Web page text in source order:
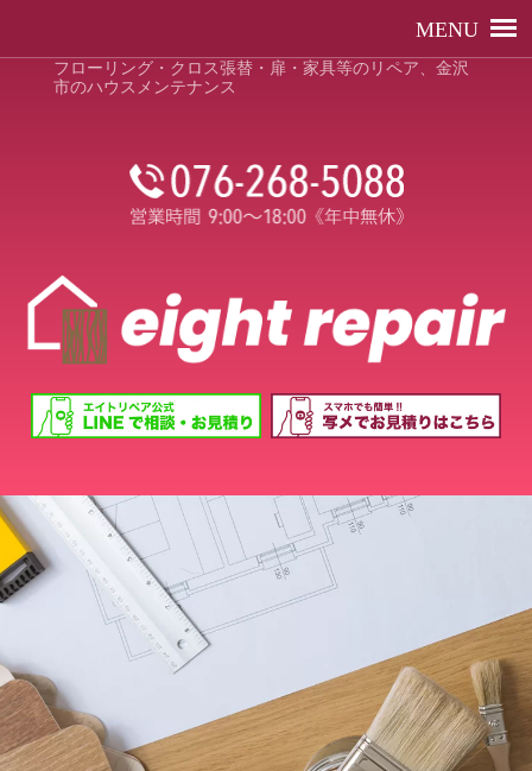
フローリング・クロス張替・扉・家具等のリペア、金沢
市のハウスメンテナンス